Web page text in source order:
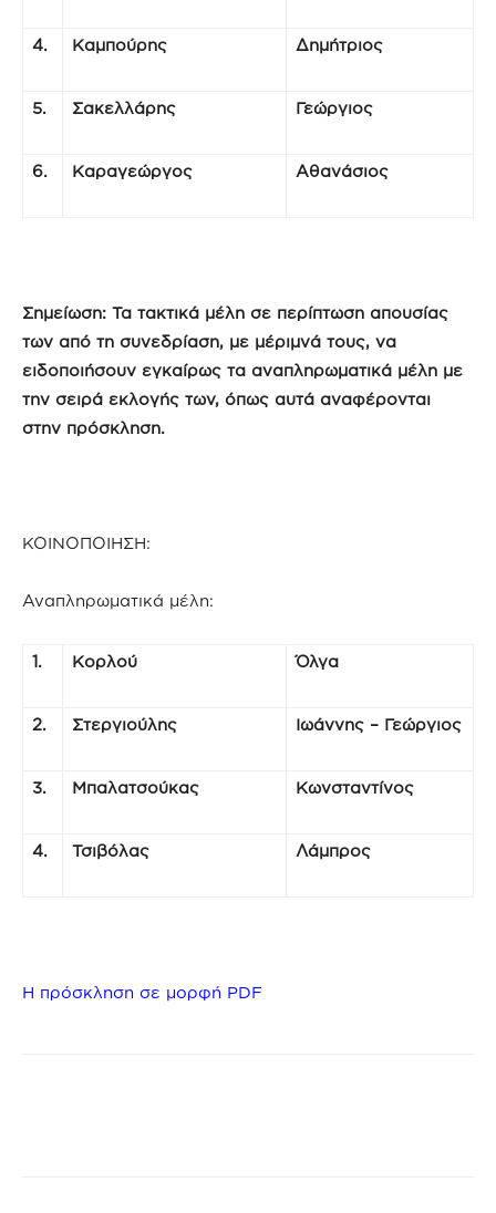
4. Καμπούρης Δημήτριος
5. Σακελλάρης Γεώργιος
6. Καραγεώργος Αθανάσιος
Σημείωση: Τα τακτικά μέλη σε περίπτωση απουσίας
των από τη συνεδρίαση, με μέριμνά τους, να
ειδοποιήσουν εγκαίρως τα αναπληρωματικά μέλη με
την σειρά εκλογής των, όπως αυτά αναφέρονται
στην πρόσκληση.
ΚΟΙΝΟΠΟΙΗΣΗ:
Αναπληρωματικά μέλη:
1. Κορλού Όλγα
2. Στεργιούλης Ιωάννης – Γεώργιος
3. Μπαλατσούκας Κωνσταντίνος
4. Τσιβόλας Λάμπρος
Η πρόσκληση σε μορφή PDF